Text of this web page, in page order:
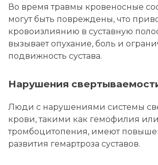
Во время травмы кровеносные
могут быть повреждены, что
кровоизлиянию в суставную
вызывает опухание, боль и
подвижность сустава.
Нарушения
Люди с нарушениями системы
крови, такими как гемофилия или
тромбоцитопения, имеют
развития гемартроза суставов.